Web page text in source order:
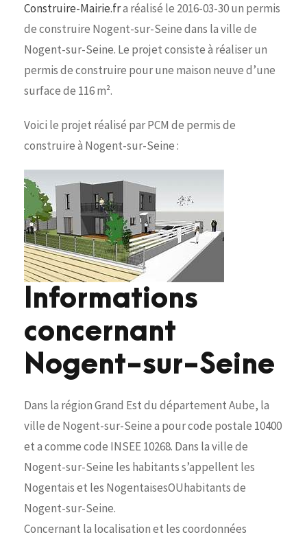
Construire-Mairie.fra réalisé le 2016-03-30 un permis
de construire Nogent-sur-Seine dans la ville de
Nogent-sur-Seine. Le projet consiste à réaliser un
permis de construire pour une maison neuve d’une
surface de 116 m².
Voici le projet réalisé par PCM de permis de
construire à Nogent-sur-Seine :
Informations
concernant
Nogent-sur-Seine
Dans la région Grand Est du département Aube, la
ville de Nogent-sur-Seine a pour code postale 10400
et a comme code INSEE 10268. Dans la ville de
Nogent-sur-Seine les habitants s’appellent les
Nogentais et les NogentaisesOUhabitants de
Nogent-sur-Seine.
Concernant la localisation et les coordonnées